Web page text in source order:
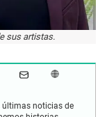
sus artistas.
últimas noticias de